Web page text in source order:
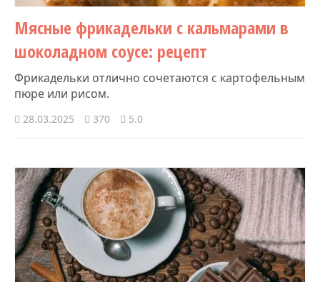
Мясные фрикадельки с кальмарами в
шоколадном соусе: рецепт
Фрикадельки отлично сочетаются с картофельным
пюре или рисом.
28.03.2025 370 5.0